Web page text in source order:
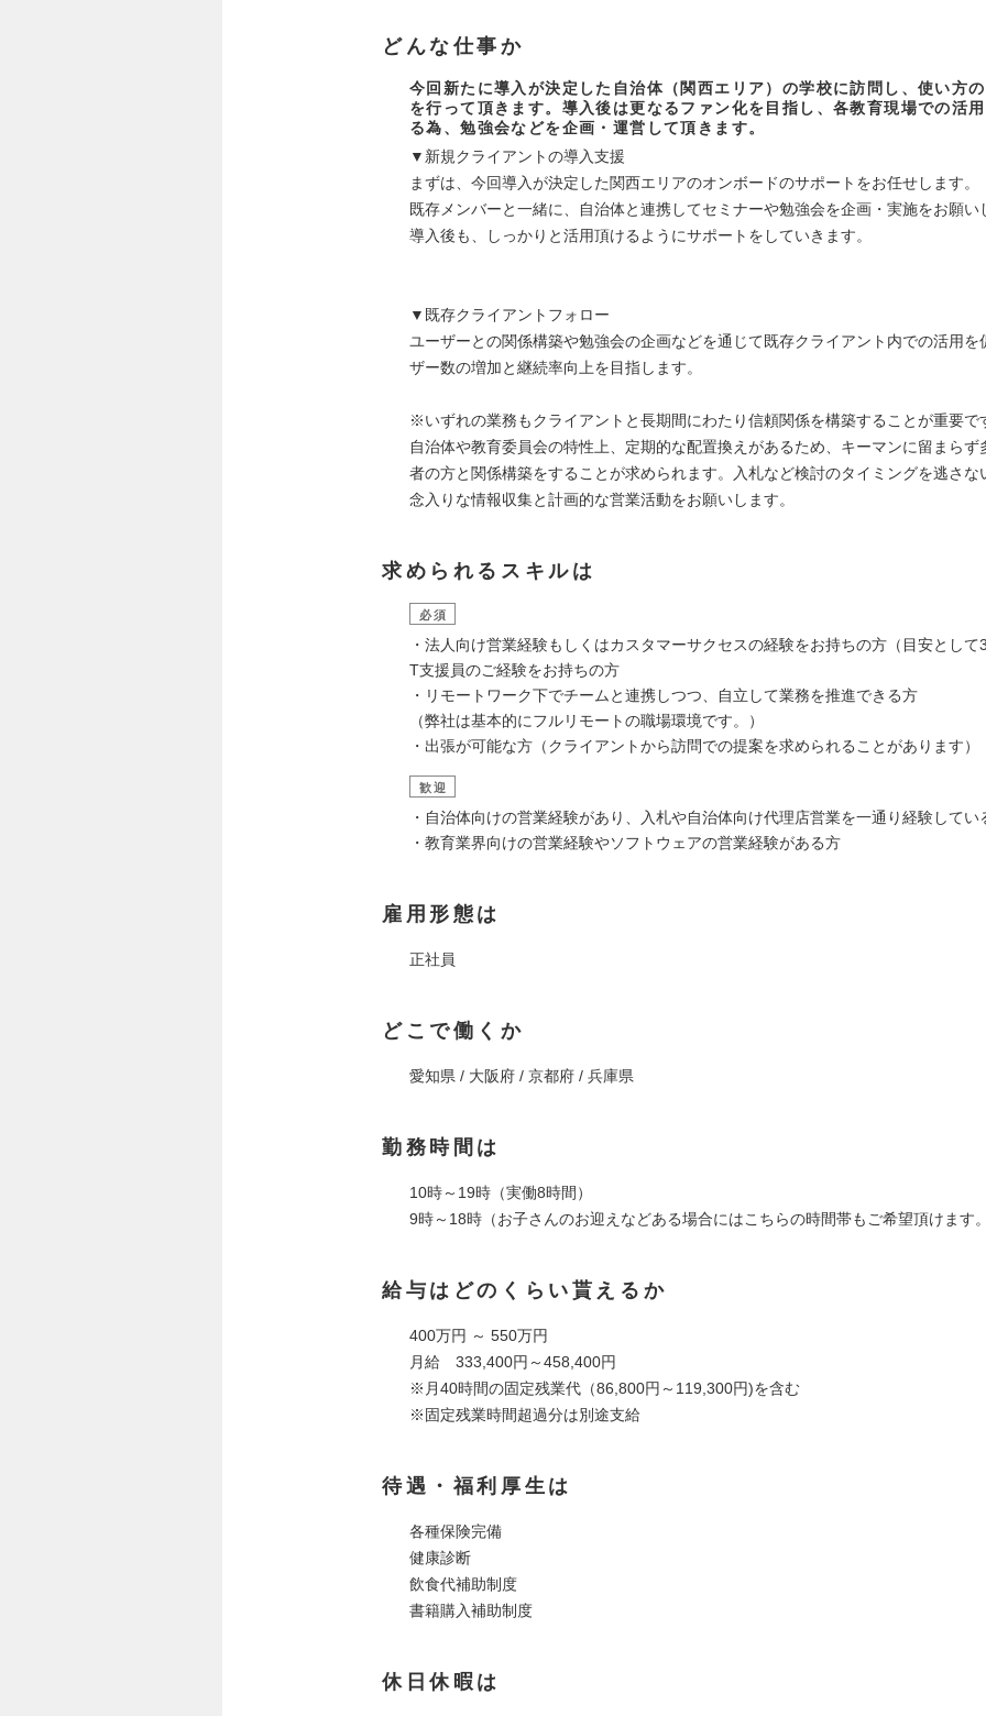
どんな仕事か
今回新たに導入が決定した自治体（関西エリア）の学校に訪問し、使い方
を行って頂きます。導入後は更なるファン化を目指し、各教育現場での活
る為、勉強会などを企画・運営して頂きます。
▼新規クライアントの導入支援
まずは、今回導入が決定した関西エリアのオンボードのサポートをお任せします。
既存メンバーと一緒に、自治体と連携してセミナーや勉強会を企画・実施をお願い
導入後も、しっかりと活用頂けるようにサポートをしていきます。
▼既存クライアントフォロー
ユーザーとの関係構築や勉強会の企画などを通じて既存クライアント内での活用を
ザー数の増加と継続率向上を目指します。
※いずれの業務もクライアントと長期間にわたり信頼関係を構築することが重要で
自治体や教育委員会の特性上、定期的な配置換えがあるため、キーマンに留まらず
者の方と関係構築をすることが求められます。入札など検討のタイミングを逃さな
念入りな情報収集と計画的な営業活動をお願いします。
求められるスキルは
必須
・法人向け営業経験もしくはカスタマーサクセスの経験をお持ちの方（目安として
T支援員のご経験をお持ちの方
・リモートワーク下でチームと連携しつつ、自立して業務を推進できる方
（弊社は基本的にフルリモートの職場環境です。）
・出張が可能な方（クライアントから訪問での提案を求められることがあります）
歓迎
・自治体向けの営業経験があり、入札や自治体向け代理店営業を一通り経験してい
・教育業界向けの営業経験やソフトウェアの営業経験がある方
雇用形態は
正社員
どこで働くか
愛知県 / 大阪府 / 京都府 / 兵庫県
勤務時間は
10時～19時（実働8時間）
9時～18時（お子さんのお迎えなどある場合にはこちらの時間帯もご希望頂けます
給与はどのくらい貰えるか
400万円 ～ 550万円
月給 333,400円～458,400円
※月40時間の固定残業代（86,800円～119,300円)を含む
※固定残業時間超過分は別途支給
待遇・福利厚生は
各種保険完備
健康診断
飲食代補助制度
書籍購入補助制度
休日休暇は